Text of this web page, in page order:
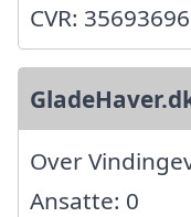
CVR: 35693696
Over
Ansatte: 0